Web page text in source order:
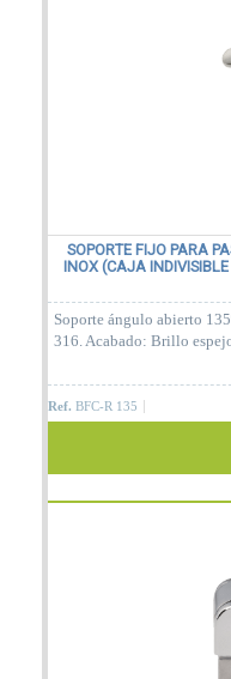
SOPORTE FIJO PARA
INOX (CAJA
Soporte ángulo abierto
316. Acabado: Brillo
Ref. BFC-R 135